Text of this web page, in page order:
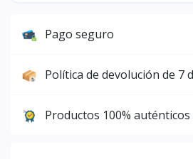
Pago seguro
Política de devolución de 7
Productos 100% auténticos